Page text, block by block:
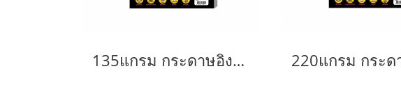
135แกรม กระดาษอิงค์เจ็ท โคแม็กซ์ มันวาว A4 (50แผ่น/แพ็ค)